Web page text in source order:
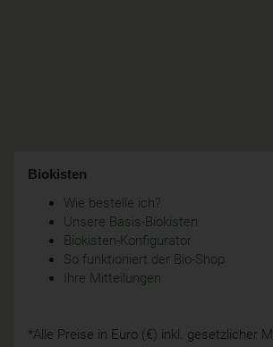
Biokisten
Wie bestelle ich?
Unsere Basis-Biokisten
Biokisten-Konfigurator
So funktioniert der Bio-Shop
Ihre Mitteilungen
*Alle Preise in Euro (€) inkl. gesetzlicher